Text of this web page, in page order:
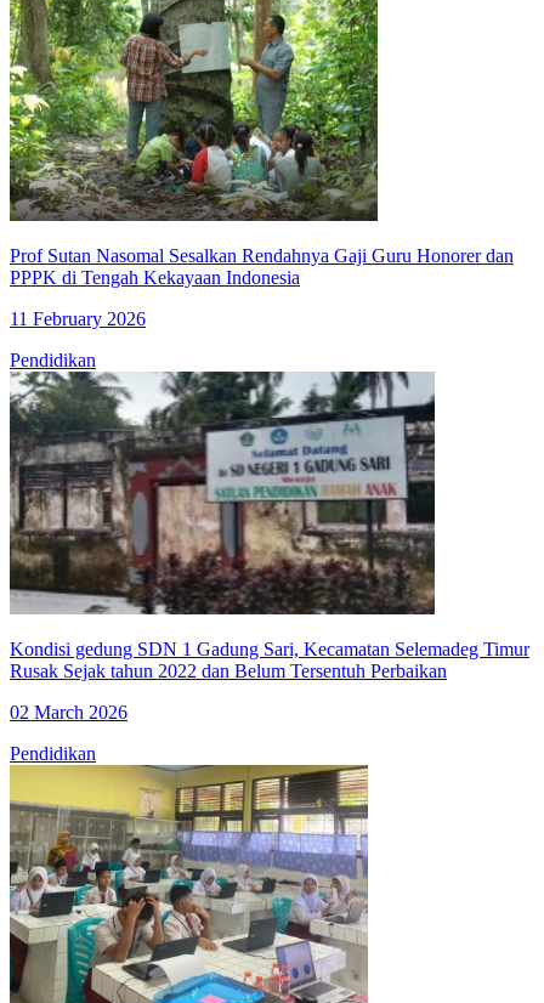
Prof Sutan Nasomal Sesalkan Rendahnya Gaji Guru Honorer dan
PPPK di Tengah Kekayaan Indonesia
11 February 2026
Pendidikan
Kondisi gedung SDN 1 Gadung Sari, Kecamatan Selemadeg Timur
Rusak Sejak tahun 2022 dan Belum Tersentuh Perbaikan
02 March 2026
Pendidikan